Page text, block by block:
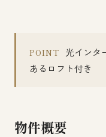
POINT
光インタ
あるロフト付き
物件概要